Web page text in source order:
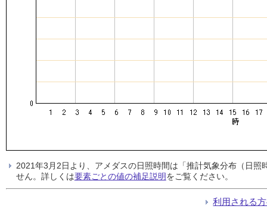
2021年3月2日より、アメダスの日照時間は「推計気象分布（日
せん。詳しくは要素ごとの値の補足説明をご覧ください。
利用される